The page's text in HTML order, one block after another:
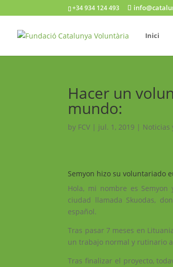
+34 934 124 493
Inici
Hacer un
mundo:
by FCV | jul. 1, 2019 | Noticias
Semyon hizo su voluntariado
Hola, mi nombre es
ciudad llamada Skuodas,
español.
Tras pasar 7 meses en
un trabajo normal y rutinario
Tras finalizar el proyecto,